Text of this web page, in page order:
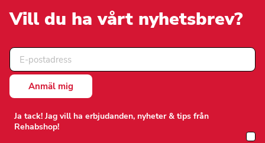
på
produktsidan
Vill du ha vårt nyhetsbrev?
Ja tack! Jag vill ha erbjudanden, nyheter & tips från
Rehabshop!